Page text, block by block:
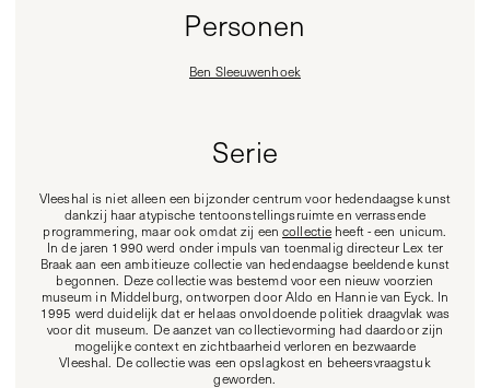
Personen
Ben Sleeuwenhoek
Serie
Vleeshal is niet alleen een bijzonder centrum voor hedendaagse kunst
dankzij haar atypische tentoonstellingsruimte en verrassende
programmering, maar ook omdat zij eencollectie heeft - een unicum.
In de jaren 1990 werd onder impuls van toenmalig directeur Lex ter
Braak aan een ambitieuze collectie van hedendaagse beeldende kunst
begonnen. Deze collectie was bestemd voor een nieuw voorzien
museum in Middelburg, ontworpen door Aldo en Hannie van Eyck. In
1995 werd duidelijk dat er helaas onvoldoende politiek draagvlak was
voor dit museum. De aanzet van collectievorming had daardoor zijn
mogelijke context en zichtbaarheid verloren en bezwaarde
Vleeshal. De collectie was een opslagkost en beheersvraagstuk
geworden.